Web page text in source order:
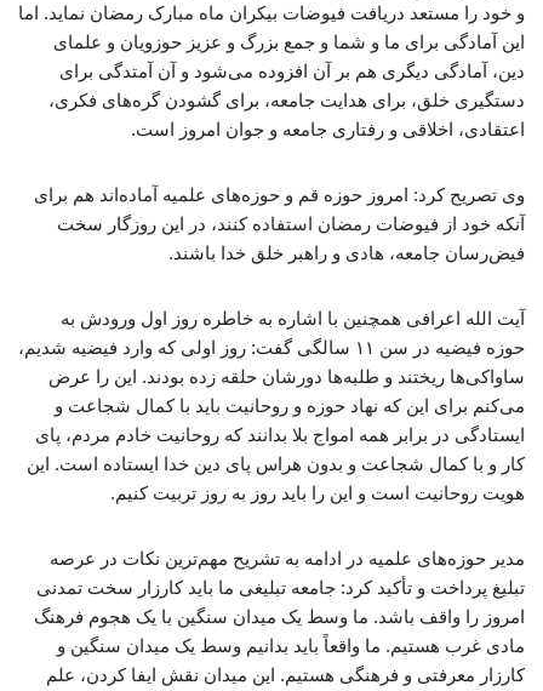
و خود را مستعد دریافت فیوضات بیکران ماه مبارک رمضان نماید. اما
این آمادگی برای ما و شما و جمع بزرگ و عزیز حوزویان و علمای
دین، آمادگی دیگری هم بر آن افزوده می‌شود و آن آمتدگی برای
دستگیری خلق، برای هدایت جامعه، برای گشودن گره‌های فکری،
اعتقادی، اخلاقی و رفتاری جامعه و جوان امروز است.
وی تصریح کرد: امروز حوزه قم و حوزه‌های علمیه آماده‌اند هم برای
آنکه خود از فیوضات رمضان استفاده کنند، در این روزگار سخت
فیض‌رسان جامعه، هادی و راهبر خلق خدا باشند.
آیت الله اعرافی همچنین با اشاره به خاطره روز اول ورودش به
حوزه فیضیه در سن ۱۱ سالگی گفت: روز اولی که وارد فیضیه شدیم،
ساواکی‌ها ریختند و طلبه‌ها دورشان حلقه زده بودند. این را عرض
می‌کنم برای این که نهاد حوزه و روحانیت باید با کمال شجاعت و
ایستادگی در برابر همه امواج بلا بدانند که روحانیت خادم مردم، پای
کار و با کمال شجاعت و بدون هراس پای دین خدا ایستاده است. این
هویت روحانیت است و این را باید روز به روز تربیت کنیم.
مدیر حوزه‌های علمیه در ادامه به تشریح مهم‌ترین نکات در عرصه
تبلیغ پرداخت و تأکید کرد: جامعه تبلیغی ما باید کارزار سخت تمدنی
امروز را واقف باشد. ما وسط یک میدان سنگین با یک هجوم فرهنگ
مادی غرب هستیم. ما واقعاً باید بدانیم وسط یک میدان سنگین و
کارزار معرفتی و فرهنگی هستیم. این میدان نقش ایفا کردن، علم